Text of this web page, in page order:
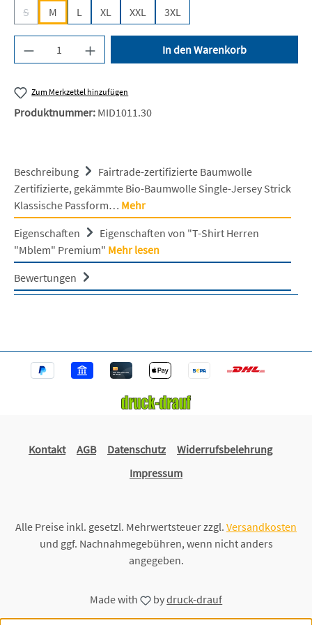
S
(Diese Option ist zurzeit nicht verfügbar.)
M L XL XXL 3XL
Produkt Anzahl: Gib den gewünschten Wert
In den Warenkorb
Zum Merkzettel hinzufügen
Produktnummer: MID1011.30
Beschreibung
Fairtrade-zertifizierte Baumwolle
Zertifizierte, gekämmte Bio-Baumwolle Single-Jersey Strick
Klassische Passform… Mehr
Eigenschaften
Eigenschaften von "T-Shirt Herren
"Mblem" Premium" Mehr lesen
Bewertungen
Kontakt AGB Datenschutz
Widerrufsbelehrung
Impressum
Alle Preise inkl. gesetzl. Mehrwertsteuer zzgl. Versandkosten
und ggf. Nachnahmegebühren, wenn nicht anders
angegeben.
Made with bydruck-drauf